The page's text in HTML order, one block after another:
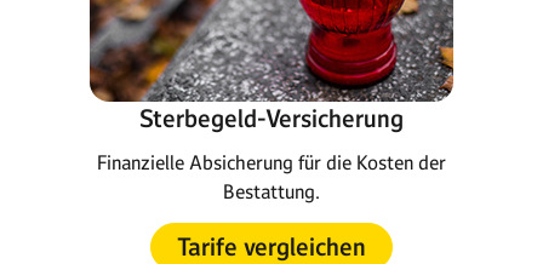
Sterbegeld-Versicherung
Finanzielle Absicherung für die Kosten der
Bestattung.
Tarife vergleichen